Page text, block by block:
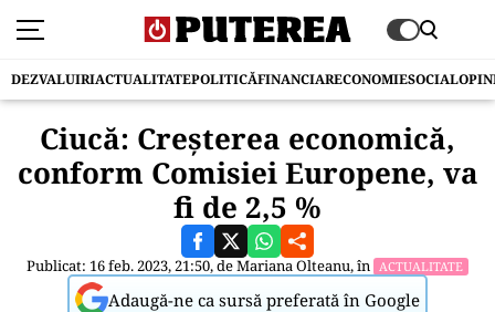
DEZVALUIRIACTUALITATEPOLITICĂFINANCIARECONOMIESOCIAL
Ciucă: Creșterea economică,
conform Comisiei Europene, va
fi de 2,5 %
Publicat: 16 feb. 2023, 21:50, deMariana Olteanu, în ACTUALITATE
Adaugă-ne ca sursă preferată în Google